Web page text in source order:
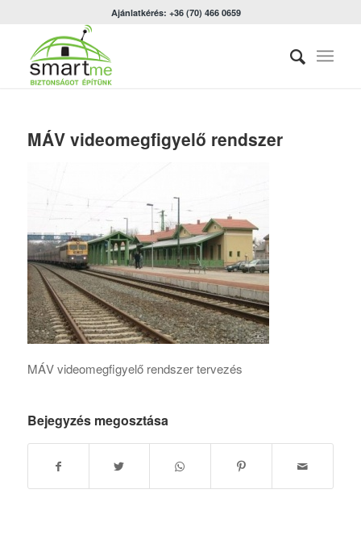
Ajánlatkérés: +36 (70) 466 0659
MÁV videomegfigyelő rendszer
MÁV videomegfigyelő rendszer tervezés
Bejegyzés megosztása